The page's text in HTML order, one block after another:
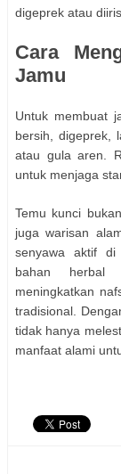
digeprek atau
Cara
Jamu
Untuk membuat
bersih, digeprek,
atau gula aren.
untuk menjaga
Temu kunci
juga warisan
senyawa aktif di
bahan herbal
meningkatkan
tradisional.
tidak hanya
manfaat alami